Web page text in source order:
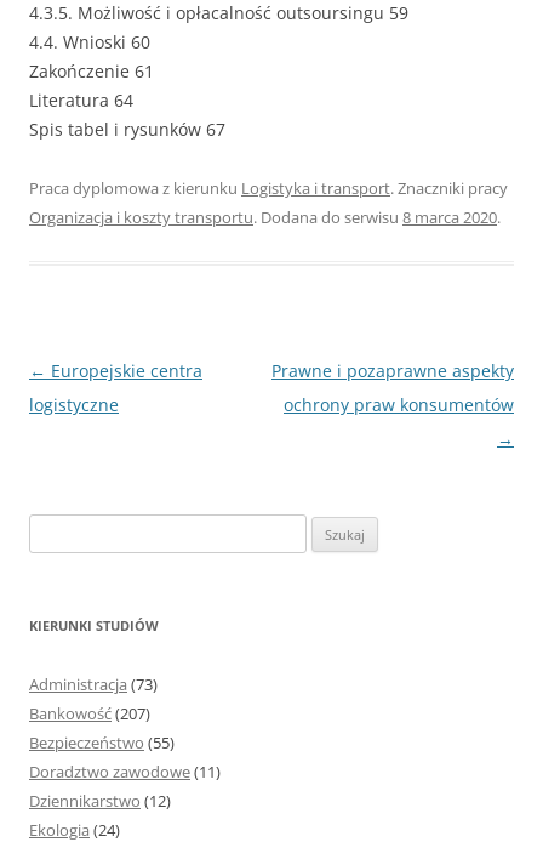
4.3.5. Możliwość i opłacalność outsoursingu 59
4.4. Wnioski 60
Zakończenie 61
Literatura 64
Spis tabel i rysunków 67
Praca dyplomowa z kierunku Logistyka i transport. Znaczniki pracy
Organizacja i koszty transportu. Dodana do serwisu 8 marca 2020.
Nawigacja
wpisu
← Europejskie centra
logistyczne
Prawne i pozaprawne aspekty
ochrony praw konsumentów
→
z
KIERUNKI STUDIÓW
Administracja (73)
Bankowość(207)
Bezpieczeństwo (55)
Doradztwo zawodowe(11)
Dziennikarstwo (12)
Ekologia (24)